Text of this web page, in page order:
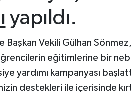
yapıldı.
Başkan Vekili Gülhan
eğitimlerine bir
yardımı kampanyası
destekleri ile içerisinde